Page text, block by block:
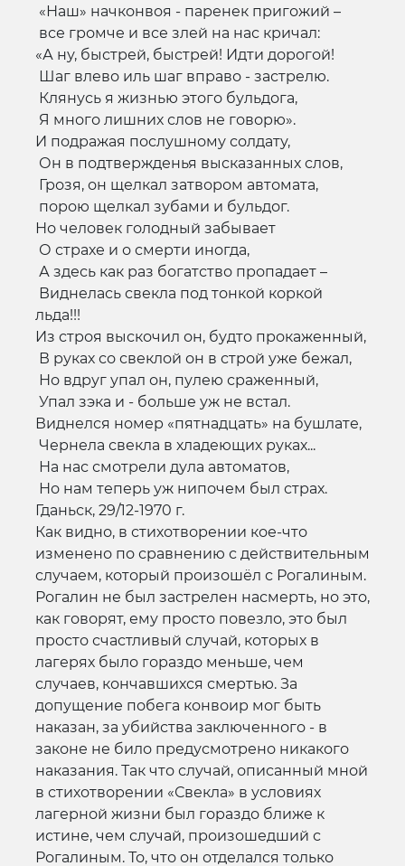
«Наш» начконвоя - паренек пригожий –
все громче и все злей на нас кричал:
«А ну, быстрей, быстрей! Идти дорогой!
Шаг влево иль шаг вправо - застрелю.
Клянусь я жизнью этого бульдога,
Я много лишних слов не говорю».
И подражая послушному солдату,
Он в подтвержденья высказанных слов,
Грозя, он щелкал затвором автомата,
порою щелкал зубами и бульдог.
Но человек голодный забывает
О страхе и о смерти иногда,
А здесь как раз богатство пропадает –
Виднелась свекла под тонкой коркой
льда!!!
Из строя выскочил он, будто прокаженный,
В руках со свеклой он в строй уже бежал,
Но вдруг упал он, пулею сраженный,
Упал зэка и - больше уж не встал.
Виднелся номер «пятнадцать» на бушлате,
Чернела свекла в хладеющих руках...
На нас смотрели дула автоматов,
Но нам теперь уж нипочем был страх.
Гданьск, 29/12-1970 г.
Как видно, в стихотворении кое-что
изменено по сравнению с действительным
случаем, который произошёл с Рогалиным.
Рогалин не был застрелен насмерть, но это,
как говорят, ему просто повезло, это был
просто счастливый случай, которых в
лагерях было гораздо меньше, чем
случаев, кончавшихся смертью. За
допущение побега конвоир мог быть
наказан, за убийства заключенного - в
законе не било предусмотрено никакого
наказания. Так что случай, описанный мной
в стихотворении «Свекла» в условиях
лагерной жизни был гораздо ближе к
истине, чем случай, произошедший с
Рогалиным. То, что он отделался только